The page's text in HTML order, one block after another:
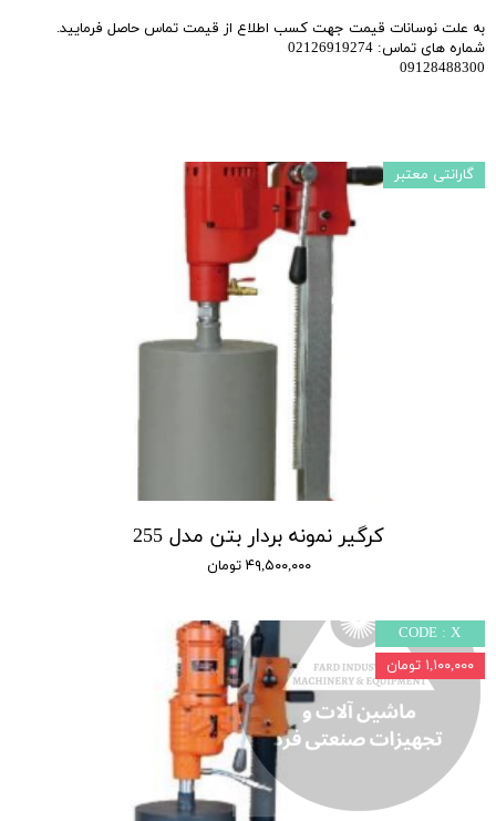
به علت نوسانات قیمت جهت کسب اطلاع از قیمت تماس حاصل فرمایید.
شماره های تماس: 02126919274
09128488300
کرگیر نمونه بردار بتن مدل 255
۴۹,۵۰۰,۰۰۰ تومان
گارانتی معتبر
CODE : X
۱,۱۰۰,۰۰۰ تومان